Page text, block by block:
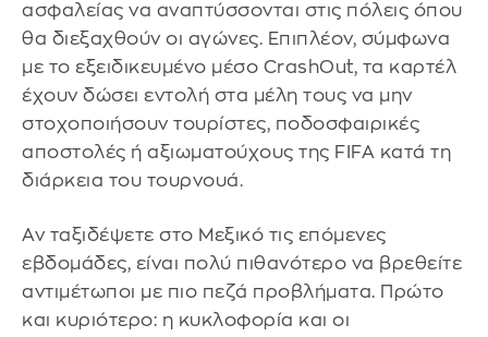
ασφαλείας να αναπτύσσονται στις πόλεις όπου
θα διεξαχθούν οι αγώνες. Επιπλέον, σύμφωνα
με το εξειδικευμένο μέσο CrashOut, τα καρτέλ
έχουν δώσει εντολή στα μέλη τους να μην
στοχοποιήσουν τουρίστες, ποδοσφαιρικές
αποστολές ή αξιωματούχους της FIFA κατά τη
διάρκεια του τουρνουά.
Αν ταξιδέψετε στο Μεξικό τις επόμενες
εβδομάδες, είναι πολύ πιθανότερο να βρεθείτε
αντιμέτωποι με πιο πεζά προβλήματα. Πρώτο
και κυριότερο: η κυκλοφορία και οι